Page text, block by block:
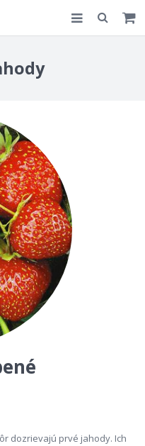
dozrievajú prvé jahody. Ich